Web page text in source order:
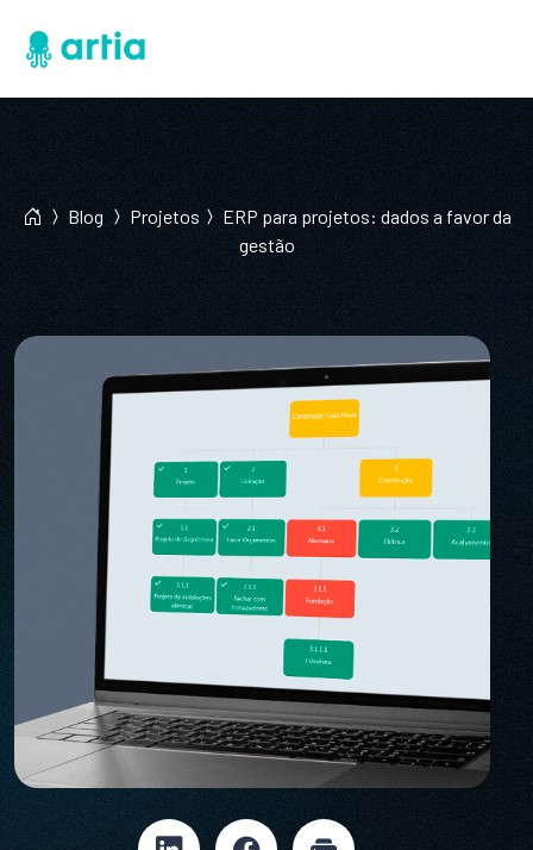
Blog Projetos
ERP para projetos: dados a favor da
gestão